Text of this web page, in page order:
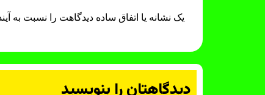
یک نشانه یا اتفاق ساده دیدگاهت را نسبت به
دیدگاهتان را بنویسید